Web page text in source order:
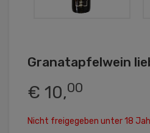
Granatapfelwein
€ 10,00
Nicht freigegeben unter 18